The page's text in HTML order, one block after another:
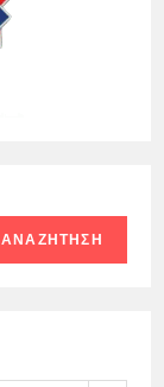
ΑΝΑΖΉΤΗΣΗ